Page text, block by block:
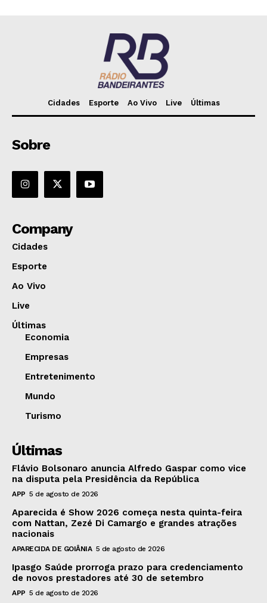
Cidades Esporte Ao Vivo Live Últimas
Sobre
Company
Cidades
Esporte
Ao Vivo
Live
Últimas
Economia
Empresas
Entretenimento
Mundo
Turismo
Últimas
Flávio Bolsonaro anuncia Alfredo Gaspar como vice
na disputa pela Presidência da República
APP 5 de agosto de 2026
Aparecida é Show 2026 começa nesta quinta-feira
com Nattan, Zezé Di Camargo e grandes atrações
nacionais
APARECIDA DE GOIÂNIA 5 de agosto de 2026
Ipasgo Saúde prorroga prazo para credenciamento
de novos prestadores até 30 de setembro
APP 5 de agosto de 2026